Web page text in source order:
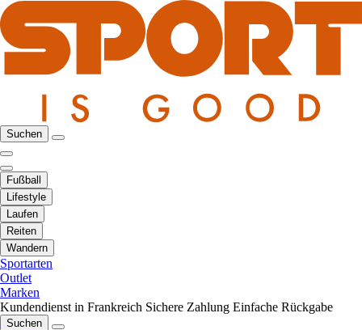
Suchen
Fußball
Lifestyle
Laufen
Reiten
Wandern
Sportarten
Outlet
Marken
Kundendienst in Frankreich Sichere Zahlung Einfache Rückgabe
Suchen